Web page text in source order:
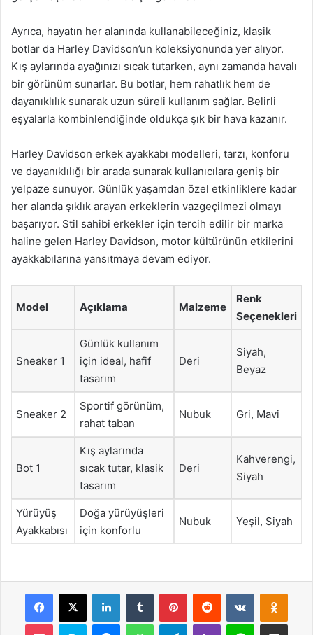
Ayrıca, hayatın her alanında kullanabileceğiniz, klasik
botlar da Harley Davidson’un koleksiyonunda yer alıyor.
Kış aylarında ayağınızı sıcak tutarken, aynı zamanda havalı
bir görünüm sunarlar. Bu botlar, hem rahatlık hem de
dayanıklılık sunarak uzun süreli kullanım sağlar. Belirli
eşyalarla kombinlendiğinde oldukça şık bir hava kazanır.
Harley Davidson erkek ayakkabı modelleri, tarzı, konforu
ve dayanıklılığı bir arada sunarak kullanıcılara geniş bir
yelpaze sunuyor. Günlük yaşamdan özel etkinliklere kadar
her alanda şıklık arayan erkeklerin vazgeçilmezi olmayı
başarıyor. Stil sahibi erkekler için tercih edilir bir marka
haline gelen Harley Davidson, motor kültürünün etkilerini
ayakkabılarına yansıtmaya devam ediyor.
Model Açıklama Malzeme
Renk
Seçenekleri
Sneaker 1
Günlük kullanım
için ideal, hafif
tasarım
Deri
Siyah,
Beyaz
Sneaker 2
Sportif görünüm,
rahat taban
Nubuk Gri, Mavi
Bot 1
Kış aylarında
sıcak tutar, klasik
tasarım
Deri
Kahverengi,
Siyah
Yürüyüş
Ayakkabısı
Doğa yürüyüşleri
için konforlu
Nubuk Yeşil, Siyah
Facebook
X LinkedInTumblr PinterestReddit VKontakte
Pocket Skype MessengerWhatsAppTelegramViber Line E-Posta ile